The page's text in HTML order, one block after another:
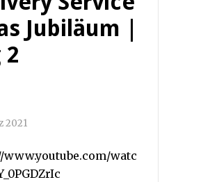
Jubiläum |
2
2021
watc